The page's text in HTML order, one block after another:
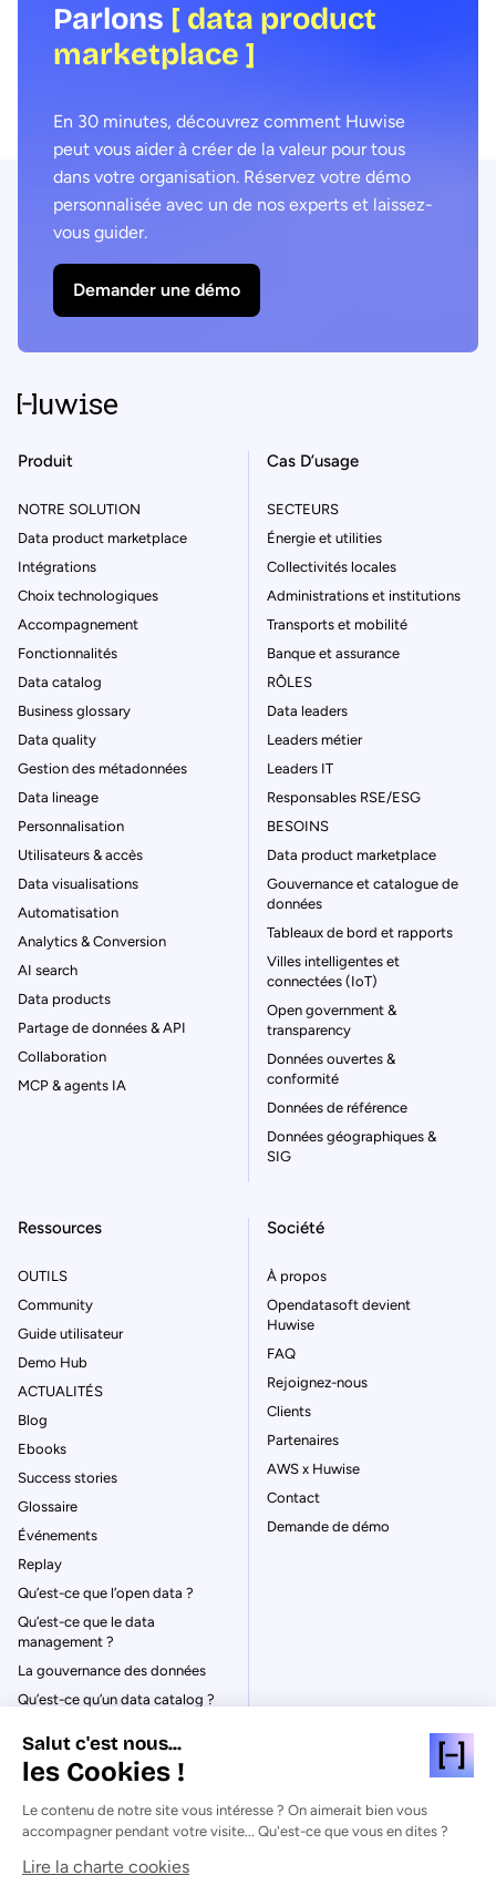
Parlons [ data product
marketplace ]
En 30 minutes, découvrez comment Huwise
peut vous aider à créer de la valeur pour tous
dans votre organisation. Réservez votre démo
personnalisée avec un de nos experts et laissez-
vous guider.
Demander une démo
Produit
NOTRE SOLUTION
Data product marketplace
Intégrations
Choix technologiques
Accompagnement
Fonctionnalités
Data catalog
Business glossary
Data quality
Gestion des métadonnées
Data lineage
Personnalisation
Utilisateurs & accès
Data visualisations
Automatisation
Analytics & Conversion
AI search
Data products
Partage de données & API
Collaboration
MCP & agents IA
Cas D’usage
SECTEURS
Énergie et utilities
Collectivités locales
Administrations et institutions
Transports et mobilité
Banque et assurance
RÔLES
Data leaders
Leaders métier
Leaders IT
Responsables RSE/ESG
BESOINS
Data product marketplace
Gouvernance et catalogue de
données
Tableaux de bord et rapports
Villes intelligentes et
connectées (IoT)
Open government &
transparency
Données ouvertes &
conformité
Données de référence
Données géographiques &
SIG
Ressources
OUTILS
Community
Guide utilisateur
Demo Hub
ACTUALITÉS
Blog
Ebooks
Success stories
Glossaire
Événements
Replay
Qu’est-ce que l’open data ?
Qu’est-ce que le data
management ?
La gouvernance des données
Qu’est-ce qu’un data catalog ?
Société
À propos
Opendatasoft devient
Huwise
FAQ
Rejoignez-nous
Clients
Partenaires
AWS x Huwise
Contact
Demande de démo
© Huwise 2026
Politique de Confidentialité
Salut c'est nous...
les Cookies !
Le contenu de notre site vous intéresse ? On aimerait bien vous
accompagner pendant votre visite... Qu'est-ce que vous en dites ?
Lire la charte cookies